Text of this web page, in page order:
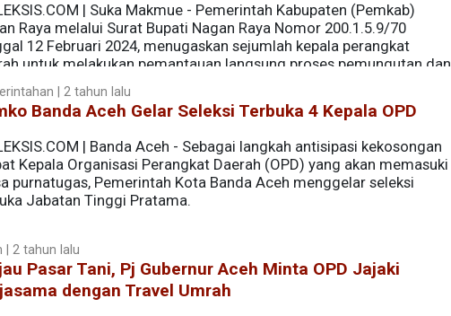
| Suka Makmue - Pemerintah Kabupaten (Pemkab)
Raya melalui Surat Bupati Nagan Raya Nomor 200.1.5.9/70
12 Februari 2024, menugaskan sejumlah kepala perangkat
untuk melakukan pemantauan langsung proses pemungutan dan
camat setempat.
| 2 tahun lalu
Banda Aceh Gelar Seleksi Terbuka 4 Kepala OPD
| Banda Aceh - Sebagai langkah antisipasi kekosongan
Kepala Organisasi Perangkat Daerah (OPD) yang akan memasuki
purnatugas, Pemerintah Kota Banda Aceh menggelar seleksi
Jabatan Tinggi Pratama.
| 2 tahun lalu
Pasar Tani, Pj Gubernur Aceh Minta OPD Jajaki
dengan Travel Umrah